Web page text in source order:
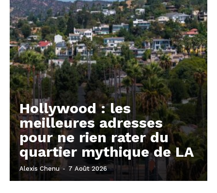
Hollywood : les
meilleures adresses
pour ne rien rater du
quartier mythique de LA
Alexis Chenu - 7 Août 2026